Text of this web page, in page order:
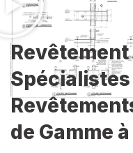
Revêtement
de Gamme